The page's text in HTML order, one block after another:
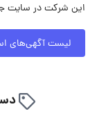
این شرکت در سایت
لیست آگهی‌های